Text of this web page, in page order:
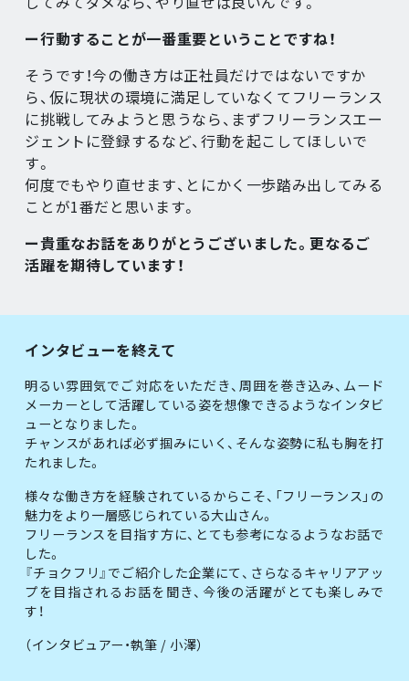
ー行動することが一番重要ということですね！
そうです！今の働き方は正社員だけではないですか
ら、仮に現状の環境に満足していなくてフリーランス
に挑戦してみようと思うなら、まずフリーランスエー
ジェントに登録するなど、行動を起こしてほしいで
す。
何度でもやり直せます、とにかく一歩踏み出してみる
ことが1番だと思います。
ー貴重なお話をありがとうございました。更なるご
活躍を期待しています！
インタビューを終えて
明るい雰囲気でご対応をいただき、周囲を巻き込み、ムード
メーカーとして活躍している姿を想像できるようなインタビ
ューとなりました。
チャンスがあれば必ず掴みにいく、そんな姿勢に私も胸を打
たれました。
様々な働き方を経験されているからこそ、「フリーランス」の
魅力をより一層感じられている大山さん。
フリーランスを目指す方に、とても参考になるようなお話で
した。
『チョクフリ』でご紹介した企業にて、さらなるキャリアアッ
プを目指されるお話を聞き、今後の活躍がとても楽しみで
す！
（インタビュアー・執筆 / 小澤）